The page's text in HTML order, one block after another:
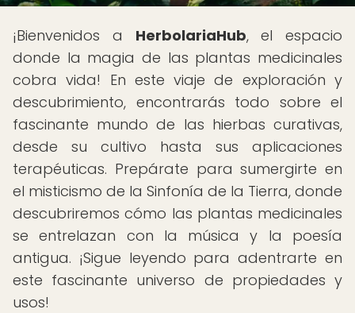
¡Bienvenidos a HerbolariaHub, el espacio
donde la magia de las plantas medicinales
cobra vida! En este viaje de exploración y
descubrimiento, encontrarás todo sobre el
fascinante mundo de las hierbas curativas,
desde su cultivo hasta sus aplicaciones
terapéuticas. Prepárate para sumergirte en
el misticismo de la Sinfonía de la Tierra, donde
descubriremos cómo las plantas medicinales
se entrelazan con la música y la poesía
antigua. ¡Sigue leyendo para adentrarte en
este fascinante universo de propiedades y
usos!